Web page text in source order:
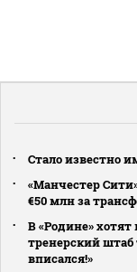
Стало известно
«Манчестер
€50 млн за
В «Родине» хотят
тренерский
вписался!»